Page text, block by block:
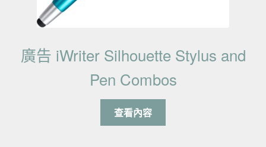
廣告 iWriter Silhouette Stylus and
Pen Combos
查看內容